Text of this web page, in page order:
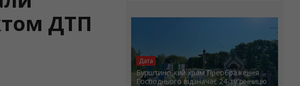
ДТП
Дата
Бурштинський храм Преображення
Господнього відзначає 24-ту річницю